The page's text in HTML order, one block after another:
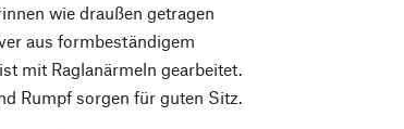
wie draußen getragen
aus formbeständigem
mit Raglanärmeln gearbeitet.
Rumpf sorgen für guten Sitz.